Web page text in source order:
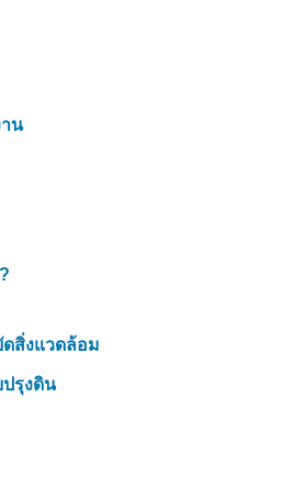
น
สิ่งแวดล้อม
รุงดิน